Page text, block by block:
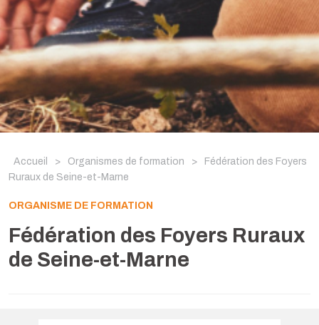
Accueil > Organismes de formation >
Fédération des Foyers
Ruraux de Seine-et-Marne
ORGANISME DE FORMATION
Fédération des Foyers Ruraux
de Seine-et-Marne